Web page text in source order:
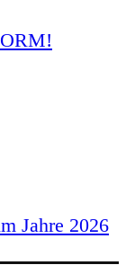
Jahre 2026